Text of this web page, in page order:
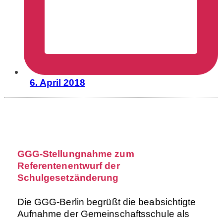
6. April 2018
GGG-Stellungnahme zum
Referentenentwurf der
Schulgesetzänderung
Die GGG-Berlin begrüßt die beabsichtigte
Aufnahme der Gemeinschaftsschule als